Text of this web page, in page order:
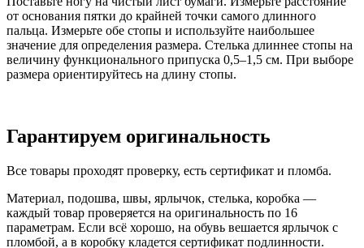
от основания пятки до крайней точки самого длинного
пальца. Измерьте обе стопы и используйте наибольшее
значение для определения размера. Стелька длиннее стопы на
величину функционального припуска 0,5–1,5 см. При выборе
размера ориентируйтесь на длину стопы.
Гарантируем оригинальность
Все товары проходят проверку, есть сертификат и пломба.
Материал, подошва, швы, ярлычок, стелька, коробка —
каждый товар проверяется на оригинальность по 16
параметрам. Если всё хорошо, на обувь вешается ярлычок с
пломбой, а в коробку кладется сертификат подлинности.